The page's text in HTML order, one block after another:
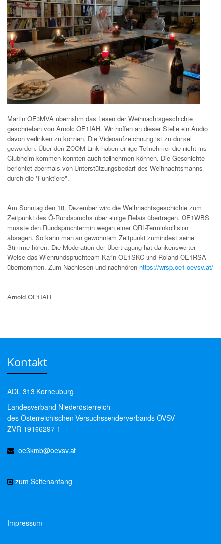
Martin OE3MVA übernahm das Lesen der Weihnachtsgeschichte
geschrieben von Arnold OE1IAH. Wir hoffen an dieser Stelle ein Audio
davon verlinken zu können. Die Videoaufzeichnung ist zu dunkel
geworden. Über den ZOOM Link haben einige Teilnehmer die nicht ins
Clubheim kommen konnten auch teilnehmen können. Die Geschichte
berichtet abermals von Unterstützungsbedarf des Weihnachtsmanns
durch die "Funktiere".
Am Sonntag den 18. Dezember wird die Weihnachtsgeschichte zum
Zeitpunkt des Ö-Rundspruchs über einige Relais übertragen. OE1WBS
musste den Rundspruchtermin wegen einer QRL-Terminkollision
absagen. So kann man an gewohntem Zeitpunkt zumindest seine
Stimme hören. Die Moderation der Übertragung hat dankenswerter
Weise das Wienrundspruchteam Karin OE1SKC und Roland OE1RSA
übernommen. Zum Nachlesen und nachhören https://wrsp.oe1-oevsv.at/
Arnold OE1IAH
Kontakt
ADL 313 Korneuburg
Landesverband Niederösterreich
des Österreichischen Versuchssenderverbands ÖVSV
ZVR 19166297 1
oe3kmb@oevsv.at
zum Seitenanfang
Impressum